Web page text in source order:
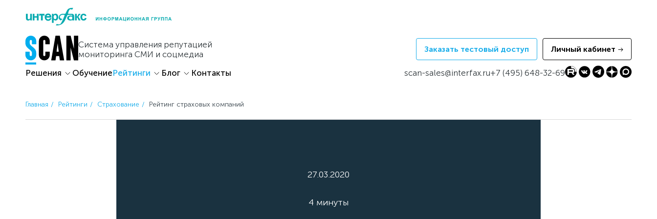
content
Система управления репутацией
мониторинга СМИ и соцмедиа
Заказать тестовый доступ Личный кабинет
Решения ОбучениеРейтинги Блог Контакты scan-sales@interfax.ru+7 (495) 648-32-69
Главная Рейтинги Страхование Рейтинг страховых компаний
27.03.2020
4 минуты